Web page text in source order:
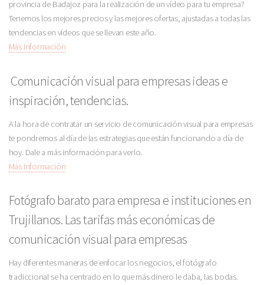
provincia de Badajoz para la realización de un vídeo para tu empresa?
Tenemos los mejores precios y las mejores ofertas, ajustadas a todas las
tendencias en vídeos que se llevan este año.
Más Información
Comunicación visual para empresas ideas e
inspiración, tendencias.
A la hora de contratar un servicio de comunicación visual para empresas
te pondremos al día de las estrategias que están funcionando a día de
hoy. Dale a más información para verlo.
Más Información
Fotógrafo barato para empresa e instituciones en
Trujillanos. Las tarifas más económicas de
comunicación visual para empresas
Hay diferentes maneras de enfocar los negocios, el fotógrafo
tradiccional se ha centrado en lo que más dinero le daba, las bodas.